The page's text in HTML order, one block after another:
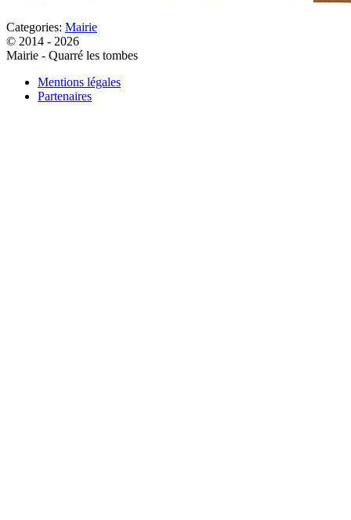
Categories: Mairie
© 2014 - 2026
Mairie - Quarré les tombes
Mentions légales
Partenaires